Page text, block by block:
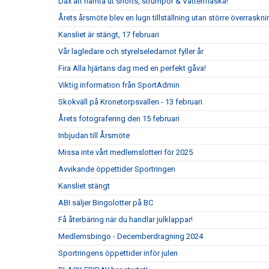
Årets årsmöte blev en lugn tillställning utan större
Kansliet är stängt, 17 februari
Vår lagledare och styrelseledamot fyller år
Fira Alla hjärtans dag med en perfekt gåva!
Viktig information från SportAdmin
Skokväll på Kronetorpsvallen - 13 februari
Årets fotografering den 15 februari
Inbjudan till Årsmöte
Missa inte vårt medlemslotteri för 2025
Avvikande öppettider Sportringen
Kansliet stängt
ABI säljer Bingolotter på BC
Få återbäring när du handlar julklappar!
Medlemsbingo - Decemberdragning 2024
Sportringens öppettider inför julen